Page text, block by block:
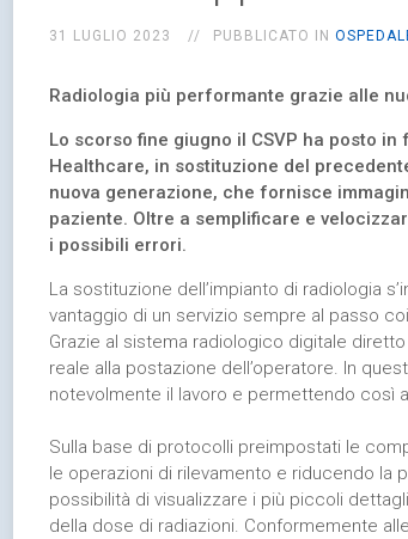
31 LUGLIO 2023 PUBBLICATO IN
Radiologia più performante grazie alle
Lo scorso fine giugno il CSVP ha posto
Healthcare, in sostituzione del
nuova generazione, che fornisce
paziente. Oltre a semplificare e
i possibili errori.
La sostituzione dell’impianto di radiologia
vantaggio di un servizio sempre al passo
Grazie al sistema radiologico digitale
reale alla postazione dell’operatore. In
notevolmente il lavoro e permettendo così
Sulla base di protocolli preimpostati le
le operazioni di rilevamento e riducendo la
possibilità di visualizzare i più piccoli
della dose di radiazioni. Conformemente